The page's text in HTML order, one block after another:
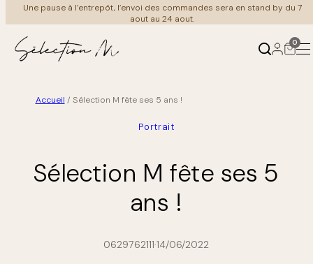
Aller
au
contenu
merci de votre compréhension et bel été à tous
0
Produits
Mobilier
Ambiances
Au salon
Accueil / Sélection M fête ses 5 ans !
Portrait
Sélection M fête ses 5
ans !
0629762111·14/06/2022